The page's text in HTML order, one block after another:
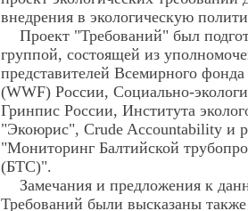
внедрения в экологическую
Проект "Требований" был
группой, состоящей из
представителей Всемирного
(WWF) России, Социально-
Гринпис России, Института
"Экоюрис", Crude Accountability и
"Мониторинг Балтийской
(БТС)".
Замечания и предложения к
Требований были высказаны